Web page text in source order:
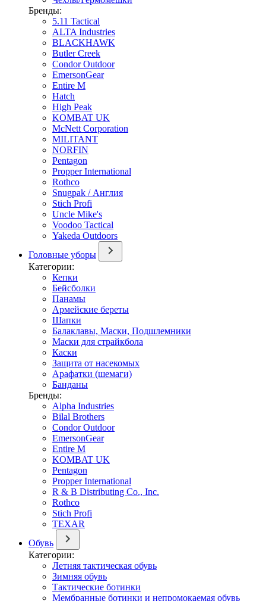
Бренды:
5.11 Tactical
ALTA Industries
BLACKHAWK
Butler Creek
Condor Outdoor
EmersonGear
Entire M
Hatch
High Peak
KOMBAT UK
McNett Corporation
MILITANT
NORFIN
Pentagon
Propper International
Rothco
Snugpak / Англия
Stich Profi
Uncle Mike's
Voodoo Tactical
Yakeda Outdoors
Головные уборы
Категории:
Кепки
Бейсболки
Панамы
Армейские береты
Шапки
Балаклавы, Маски, Подшлемники
Маски для страйкбола
Каски
Защита от насекомых
Арафатки (шемаги)
Банданы
Бренды:
Alpha Industries
Bilal Brothers
Condor Outdoor
EmersonGear
Entire M
KOMBAT UK
Pentagon
Propper International
R & B Distributing Co., Inc.
Rothco
Stich Profi
TEXAR
Обувь
Категории:
Летняя тактическая обувь
Зимняя обувь
Тактические ботинки
Мембранные ботинки и непромокаемая обувь